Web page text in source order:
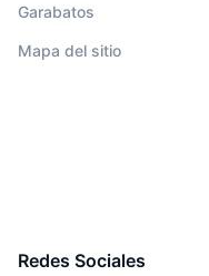
Garabatos
Mapa del sitio
Redes Sociales